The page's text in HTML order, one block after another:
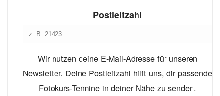
Postleitzahl
Wir nutzen deine E-Mail-Adresse für unseren
Newsletter. Deine Postleitzahl hilft uns, dir passende
Fotokurs-Termine in deiner Nähe zu senden.